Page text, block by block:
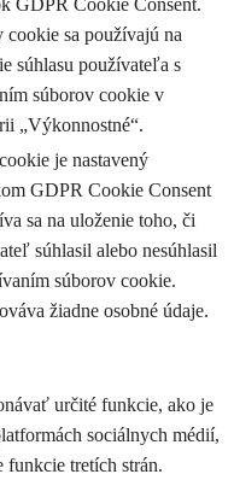
GDPR Cookie Consent.
cookie sa používajú na
súhlasu používateľa s
súborov cookie v
„Výkonnostné“.
je nastavený
GDPR Cookie Consent
sa na uloženie toho, či
súhlasil alebo nesúhlasil
súborov cookie.
žiadne osobné údaje.
určité funkcie, ako je
sociálnych médií,
funkcie tretích strán.